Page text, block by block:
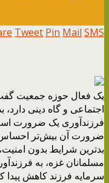
Tweet Pin Mail SMS
یک فعال حوزه جمعیت
اجتماعی و گاه دینی
فرزندآوری یک ضرورت
ضرورت آن بیش‌تر احساس
بدترین شرایط بدون
مسلمانان غزه، به
سرمایه فرزند کاهش پیدا